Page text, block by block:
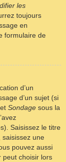
les
toujours
en
formulaire de
d’un
d’un sujet (si
Sondage sous la
Saisissez le titre
saisissez une
pouvez aussi
peut choisir lors